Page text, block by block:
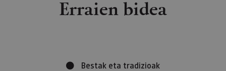
Erraien bidea
Bestak eta tradizioak